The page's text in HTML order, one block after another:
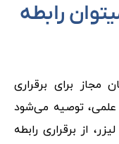
رابطه
مجاز برای برقراری
توصیه می‌شود
لیزر، از برقراری رابطه